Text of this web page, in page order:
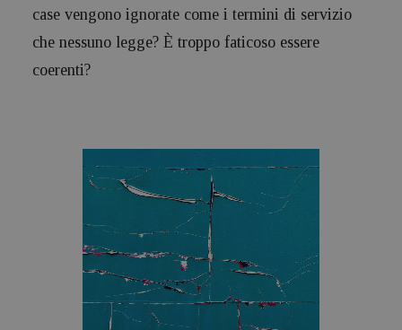
case vengono ignorate come i termini di servizio
che nessuno legge? È troppo faticoso essere
coerenti?